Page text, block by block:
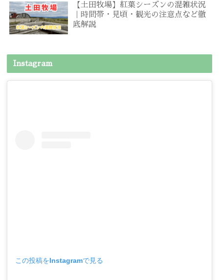
【土田牧場】紅葉シーズンの混雑状況
｜時間帯・見頃・観光の注意点など徹
底解説
Instagram
この投稿をInstagramで見る